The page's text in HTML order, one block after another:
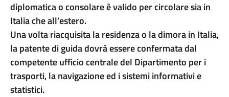
diplomatica o consolare è valido per circolare sia in
Italia che all’estero.
Una volta riacquisita la residenza o la dimora in Italia,
la patente di guida dovrà essere confermata dal
competente ufficio centrale del Dipartimento per i
trasporti, la navigazione ed i sistemi informativi e
statistici.